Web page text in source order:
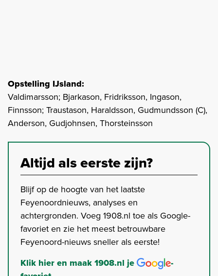
Opstelling IJsland:
Valdimarsson; Bjarkason, Fridriksson, Ingason,
Finnsson; Traustason, Haraldsson, Gudmundsson (C),
Anderson, Gudjohnsen, Thorsteinsson
Altijd als eerste zijn?
Blijf op de hoogte van het laatste
Feyenoordnieuws, analyses en
achtergronden. Voeg 1908.nl toe als Google-
favoriet en zie het meest betrouwbare
Feyenoord-nieuws sneller als eerste!
Klik hier en maak 1908.nl je
-